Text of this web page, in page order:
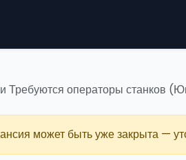
Требуются операторы станков
может быть уже закрыта —